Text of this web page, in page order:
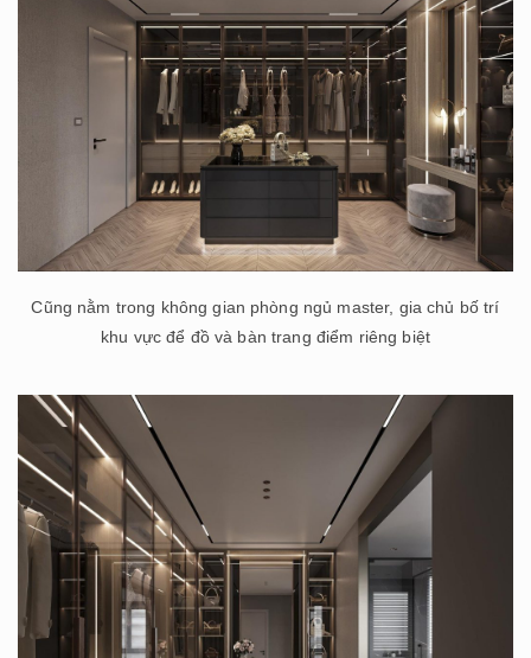
Cũng nằm trong không gian phòng ngủ master, gia chủ bố trí
khu vực để đồ và bàn trang điểm riêng biệt